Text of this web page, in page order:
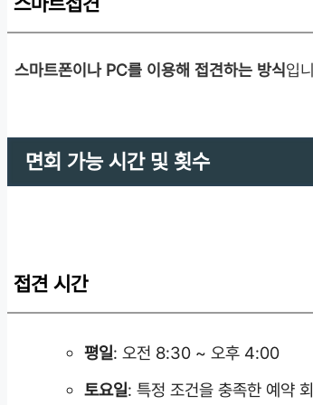
스마트폰이나 PC를 이용해 접견하는 방식입
면회 가능 시간 및 횟수
접견 시간
평일: 오전 8:30 ~ 오후 4:00
토요일: 특정 조건을 충족한 예약